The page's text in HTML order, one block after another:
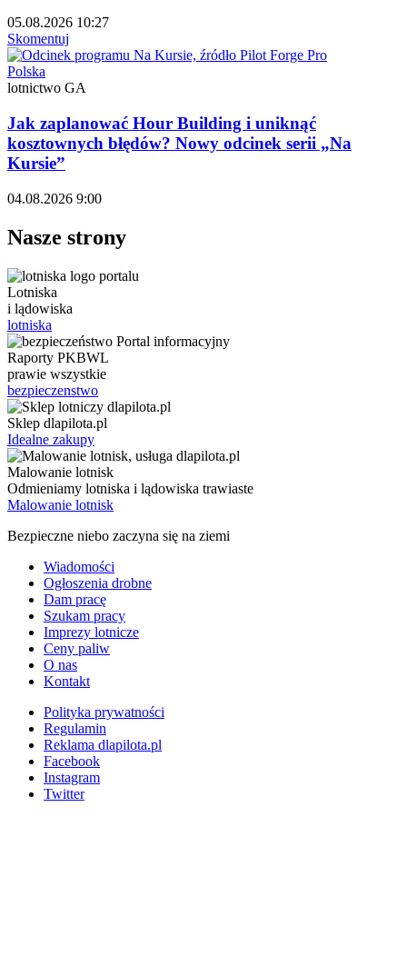
05.08.2026 10:27
Skomentuj
Polska
lotnictwo GA
Jak zaplanować Hour Building i uniknąć
kosztownych błędów? Nowy odcinek serii „Na
Kursie”
04.08.2026 9:00
Nasze strony
Lotniska
i lądowiska
lotniska
Raporty PKBWL
prawie wszystkie
bezpieczenstwo
Sklep dlapilota.pl
Idealne zakupy
Malowanie lotnisk
Odmieniamy lotniska i lądowiska trawiaste
Malowanie lotnisk
Bezpieczne niebo zaczyna się na ziemi
Wiadomości
Ogłoszenia drobne
Dam pracę
Szukam pracy
Imprezy lotnicze
Ceny paliw
O nas
Kontakt
Polityka prywatności
Regulamin
Reklama dlapilota.pl
Facebook
Instagram
Twitter